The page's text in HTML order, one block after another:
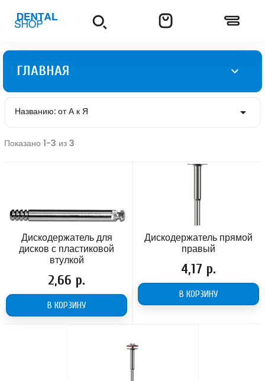
ГЛАВНАЯ 
Названию: от А к Я 
Показано 1-3 из 3
Дискодержатель для
дисков с пластиковой
втулкой
Цена
2,66 р.
В КОРЗИНУ
Дискодержатель прямой
правый
Цена
4,17 р.
В КОРЗИНУ